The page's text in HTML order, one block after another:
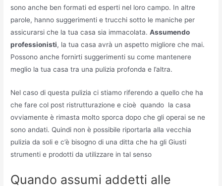
sono anche ben formati ed esperti nel loro campo. In altre
parole, hanno suggerimenti e trucchi sotto le maniche per
assicurarsi che la tua casa sia immacolata.Assumendo
professionisti, la tua casa avrà un aspetto migliore che mai.
Possono anche fornirti suggerimenti su come mantenere
meglio la tua casa tra una pulizia profonda e l’altra.
Nel caso di questa pulizia ci stiamo riferendo a quello che ha
che fare col post ristrutturazione e cioè quando la casa
ovviamente è rimasta molto sporca dopo che gli operai se ne
sono andati. Quindi non è possibile riportarla alla vecchia
pulizia da soli e c’è bisogno di una ditta che ha gli Giusti
strumenti e prodotti da utilizzare in tal senso
Quando assumi addetti alle